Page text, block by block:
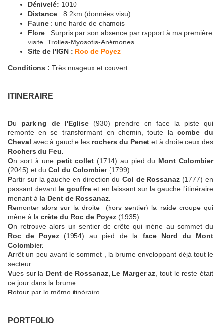
Dénivelé: 1010
Distance : 8.2km (données visu)
Faune : une harde de chamois
Flore : Surpris par son absence par rapport à ma première
visite. Trolles-Myosotis-Anémones.
Site de l'IGN : Roc de Poyez
Conditions : Très nuageux et couvert.
ITINERAIRE
Du parking de l'Eglise(930) prendre en face la piste qui
remonte en se transformant en chemin, toute la combe du
Cheval avec à gauche les rochers du Penet et à droite ceux des
Rochers du Feu.
On sort à une petit collet (1714) au pied du Mont Colombier
(2045) et du Col du Colombier (1799).
Partir sur la gauche en direction du Col de Rossanaz (1777) en
passant devantle gouffreet en laissant sur la gauche l'itinéraire
menant à la Dent de Rossanaz.
Remonter alors sur la droite (hors sentier) la raide croupe qui
mène à la crête du Roc de Poyez (1935).
On retrouve alors un sentier de crête qui mène au sommet du
Roc de Poyez (1954) au pied de la face Nord du Mont
Colombier.
Arrêt un peu avant le sommet , la brume enveloppant déjà tout le
secteur.
Vues sur la Dent de Rossanaz, Le Margeriaz , tout le reste était
ce jour dans la brume.
Retour par le même itinéraire.
PORTFOLIO